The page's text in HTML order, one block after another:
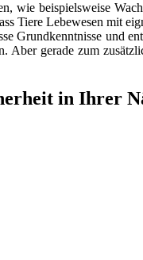
wie beispielsweise
Tiere Lebewesen mit
Grundkenntnisse und
Aber gerade zum
in Ihrer